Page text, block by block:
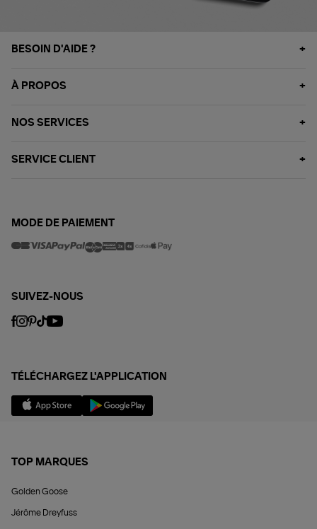
BESOIN D'AIDE ?
À PROPOS
NOS SERVICES
SERVICE CLIENT
MODE DE PAIEMENT
SUIVEZ-NOUS
TÉLÉCHARGEZ L'APPLICATION
TOP MARQUES
Golden Goose
Jérôme Dreyfuss